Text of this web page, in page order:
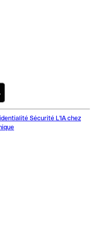
Sécurité L'IA chez